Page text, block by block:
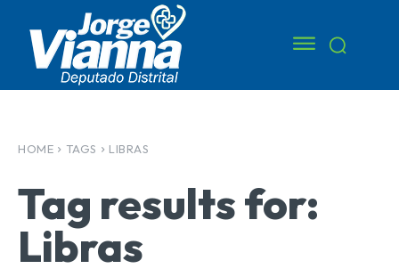
HOME TAGS LIBRAS
Tag results for:
Libras